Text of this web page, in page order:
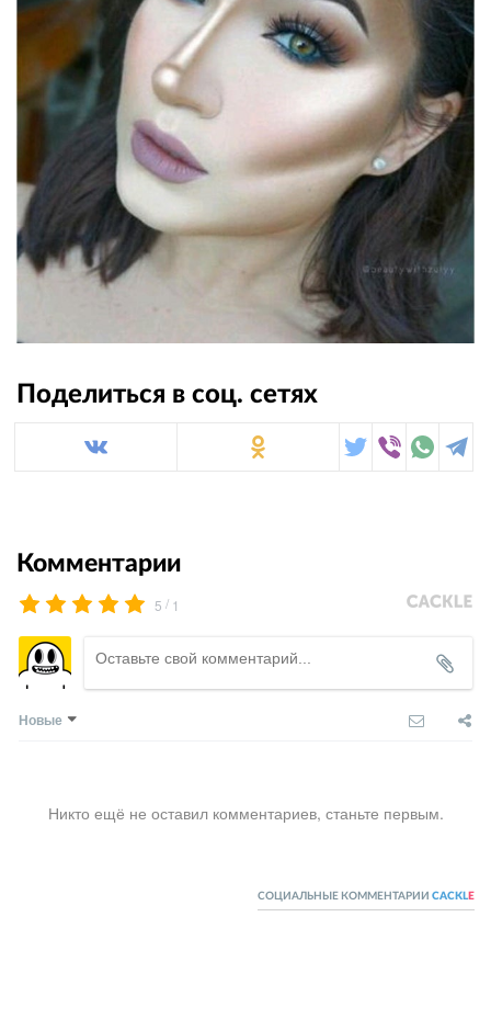
Поделиться в соц. сетях
Комментарии
5 / 1
Новые
Никто ещё не оставил комментариев, станьте первым.
СОЦИАЛЬНЫЕ КОММЕНТАРИИ CACKL E